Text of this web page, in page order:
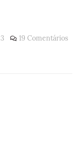
19 Comentários